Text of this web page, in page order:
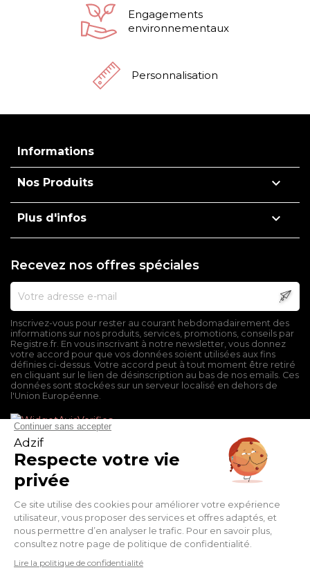
Engagements
environnementaux
Personnalisation
Informations
Nos Produits 
Plus d'infos 
Recevez nos offres spéciales
Inscrivez-vous pour rester au courant hebdomadairement des
informations sur nos produits, services, promotions, conseils par
Registre.fr. En vous inscrivant à notre newsletter, vous donnez
votre accord pour que vos données soient utilisées aux fins
définies ci-dessus. Votre accord peut à tout moment être retiré
en cliquant sur le lien de désinscription au bas de nos emails. Ces
données sont stockées sur un serveur localisé en dehors de
l'Union Européenne.
Conditions générales de vente
Politique de confidentialité